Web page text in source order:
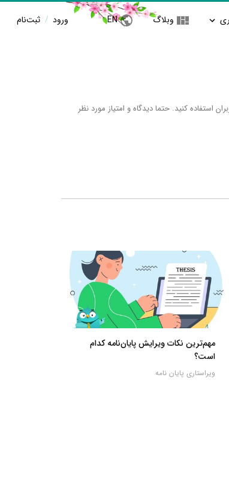
وبلاگ EN ورود / ثبت‌نام
کنید. حتما دیدگاه و امتیاز مورد نظر
مهم‌ترین نکات ویرایش پایان‌‌نامه کدام
است؟
ویراستاری پایان نامه